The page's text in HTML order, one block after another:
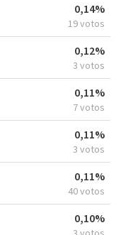
0,14%
19 votos
0,12%
3 votos
0,11%
7 votos
0,11%
3 votos
0,11%
40 votos
0,10%